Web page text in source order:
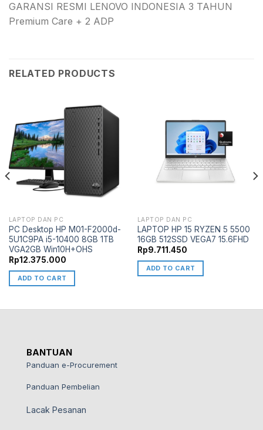
GARANSI RESMI LENOVO INDONESIA 3 TAHUN
Premium Care + 2 ADP
RELATED PRODUCTS
LAPTOP DAN PC
PC Desktop HP M01-F2000d-
5U1C9PA i5-10400 8GB 1TB
VGA2GB Win10H+OHS
Rp12.375.000
ADD TO CART
LAPTOP DAN PC
LAPTOP HP 15 RYZEN 5 5500
16GB 512SSD VEGA7 15.6FHD
Rp9.711.450
ADD TO CART
BANTUAN
Panduan e-Procurement
Panduan Pembelian
Lacak Pesanan